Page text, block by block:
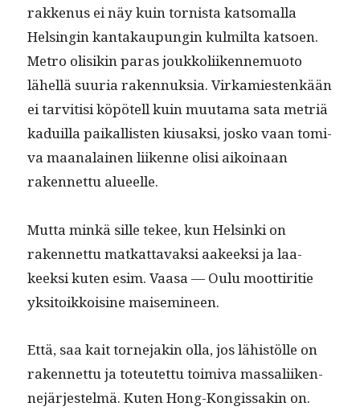
rakkenus ei näy kuin tor­nista kat­so­ma­l­la
Helsin­gin kan­takaupun­gin kul­mil­ta kat­soen.
Metro olisikin paras joukkoli­iken­nemuo­to
lähel­lä suuria raken­nuk­sia. Virkami­estenkään
ei tarvi­tisi köpötell kuin muu­ta­ma sata metriä
kaduil­la paikallis­ten kiusak­si, josko vaan tomi­
va maanalainen liikenne olisi aikoinaan
raken­net­tu alueelle.
Mut­ta minkä sille tekee, kun Helsin­ki on
raken­net­tu matkat­tavak­si aakeek­si ja laa­
keek­si kuten esim. Vaasa — Oulu moot­tir­i­tie
yksi­toikkoi­sine maisemineen.
Että, saa kait torne­jakin olla, jos lähistölle on
raken­net­tu ja toteutet­tu toimi­va mas­sali­iken­
nejär­jestelmä. Kuten Hong-Kongis­sakin on.